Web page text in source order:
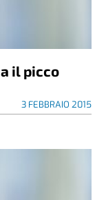
il picco
3 FEBBRAIO 2015